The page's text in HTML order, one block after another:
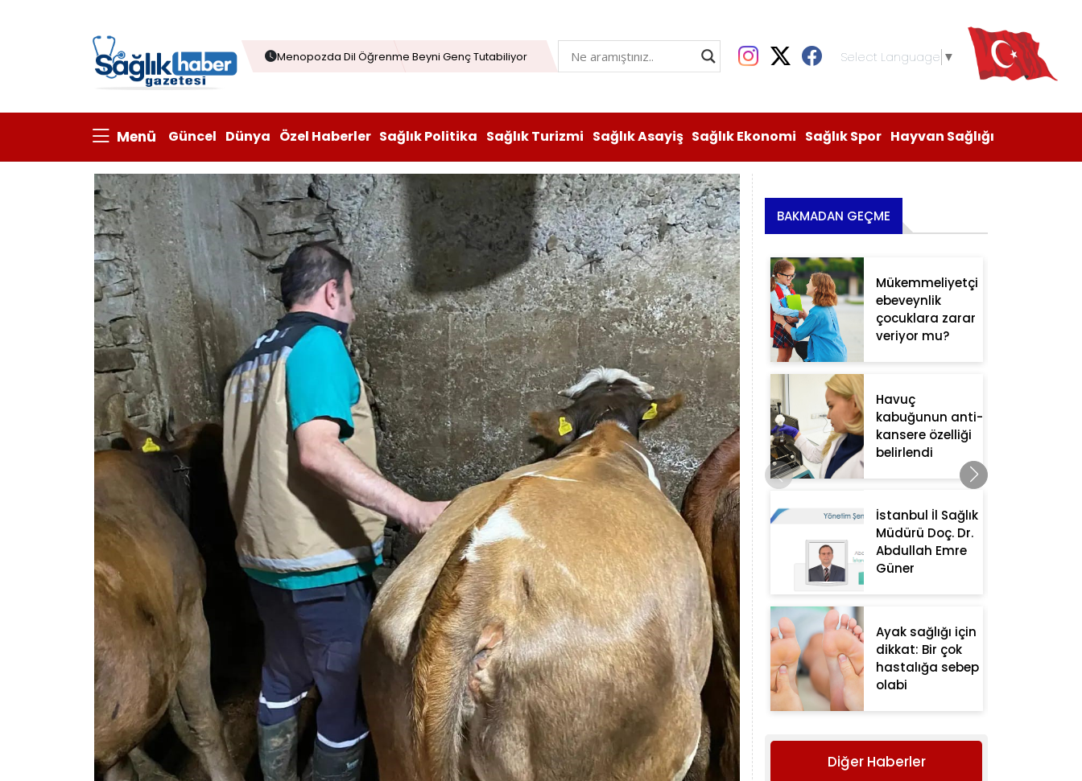
Ramazan’da Kızılay’dan İftar Sonrası Kan Bağışı
Çağrısı
Select Language ▼
Menü Güncel Dünya Özel Haberler Sağlık Politika Sağlık Turizmi Sağlık Asayiş Sağlık Ekonomi Sağlık Spor Hayvan Sağlığı
BAKMADAN GEÇME
Mükemmeliyetçi
ebeveynlik
çocuklara zarar
veriyor mu?
Havuç
kabuğunun anti-
kansere özelliği
belirlendi
İstanbul İl Sağlık
Müdürü Doç. Dr.
Abdullah Emre
Güner
Ayak sağlığı için
dikkat: Bir çok
hastalığa sebep
olabi
Diğer Haberler